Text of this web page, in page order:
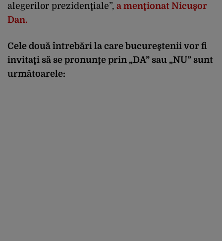
alegerilor prezidenţiale”, a menţionat Nicuşor
Dan.
Cele două întrebări la care bucureştenii vor fi
invitaţi să se pronunţe prin „DA” sau „NU” sunt
următoarele: